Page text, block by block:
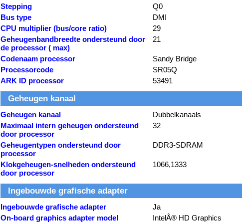
Stepping
Q0
Bus type
DMI
CPU multiplier (bus/core ratio)
29
Geheugenbandbreedte ondersteund door
de processor ( max)
21
Codenaam processor
Sandy Bridge
Processorcode
SR05Q
ARK ID processor
53491
Geheugen kanaal
Geheugen kanaal
Dubbelkanaals
Maximaal intern geheugen ondersteund
door processor
32
Geheugentypen ondersteund door
processor
DDR3-SDRAM
Klokgeheugen-snelheden ondersteund
door processor
1066,1333
Ingebouwde grafische adapter
Ingebouwde grafische adapter
Ja
On-board graphics adapter model
IntelÂ® HD Graphics